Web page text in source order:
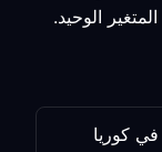
الوحيد.
هل سيؤدي مسار متوافق مع Clash في كوريا